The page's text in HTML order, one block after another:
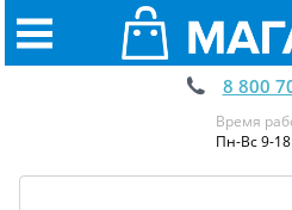
8 800
Время
Пн-Вс 9-